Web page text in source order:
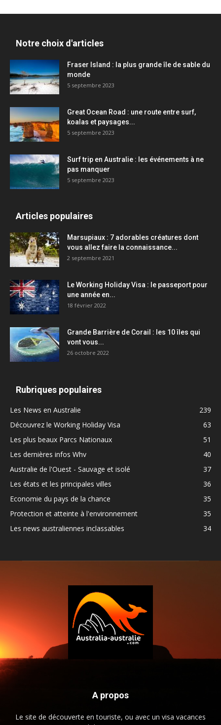
Notre choix d'articles
Fraser Island : la plus grande île de sable du
monde
5 septembre 2023
Great Ocean Road : une route entre surf,
koalas et paysages...
5 septembre 2023
Surf trip en Australie : les événements à ne
pas manquer
5 septembre 2023
Articles populaires
Marsupiaux : 7 adorables créatures dont
vous allez faire la connaissance...
2 septembre 2021
Le Working Holiday Visa : le passeport pour
une année en...
18 février 2022
Grande Barrière de Corail : les 10 îles qui
vont vous...
26 octobre 2022
Rubriques populaires
Les News en Australie
239
Découvrez le Working Holiday Visa
63
Les plus beaux Parcs Nationaux
51
Les dernières infos Whv
40
Australie de l'Ouest - Sauvage et isolé
37
Les états et les principales villes
36
Economie du pays de la chance
35
Protection et atteinte à l'environnement
35
Les news australiennes inclassables
34
A propos
Le site de découverte en touriste, ou avec un visa vacances